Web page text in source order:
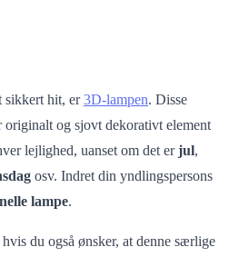
sikkert hit, er3D-lampen. Disse
originalt og sjovt dekorativt element
lejlighed, uanset om det erjul,
osv. Indret din yndlingspersons
lampe.
du også ønsker, at denne særlige